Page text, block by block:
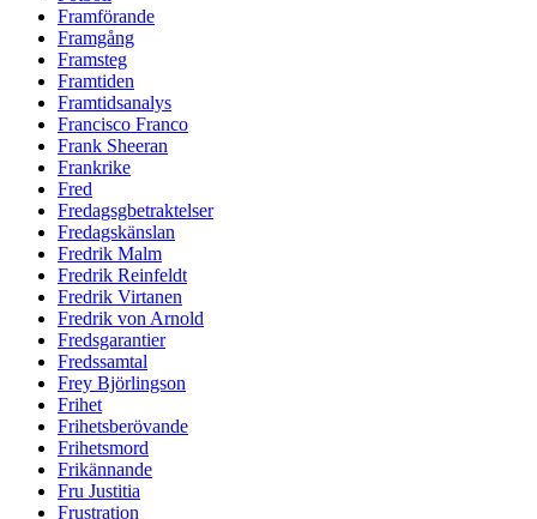
Framförande
Framgång
Framsteg
Framtiden
Framtidsanalys
Francisco Franco
Frank Sheeran
Frankrike
Fred
Fredagsgbetraktelser
Fredagskänslan
Fredrik Malm
Fredrik Reinfeldt
Fredrik Virtanen
Fredrik von Arnold
Fredsgarantier
Fredssamtal
Frey Björlingson
Frihet
Frihetsberövande
Frihetsmord
Frikännande
Fru Justitia
Frustration